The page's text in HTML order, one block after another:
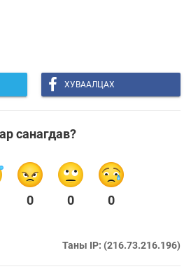
ХУВААЛЦАХ
санагдав?
0 0 0
Таны IP: (216.73.216.196)